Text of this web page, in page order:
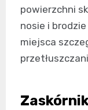
powierzchni
nosie i
miejsca